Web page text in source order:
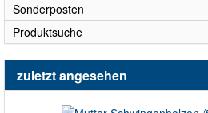
Sonderposten
Produktsuche
zuletzt angesehen